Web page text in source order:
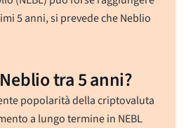
5 anni, si prevede che Neblio
tra 5 anni?
popolarità della criptovaluta
a lungo termine in NEBL